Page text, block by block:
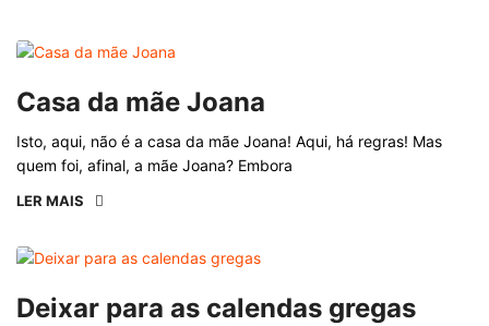
Casa da mãe Joana
Isto, aqui, não é a casa da mãe Joana! Aqui, há regras! Mas
quem foi, afinal, a mãe Joana? Embora
LER MAIS
Deixar para as calendas gregas